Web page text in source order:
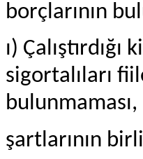
borçlarının
ı)
sigortalıları
bulunmaması,
şartlarının